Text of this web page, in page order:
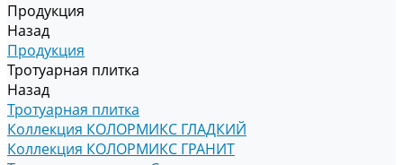
Продукция
Назад
Продукция
Тротуарная плитка
Назад
Тротуарная плитка
Коллекция КОЛОРМИКС ГЛАДКИЙ
Коллекция КОЛОРМИКС ГРАНИТ